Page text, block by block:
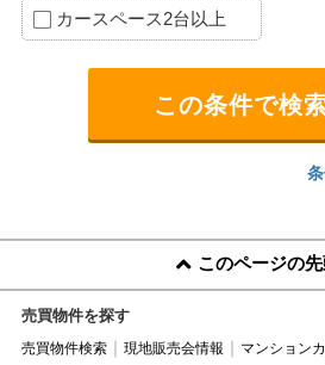
カースペース2台以上
このページの
売買物件を探す
売買物件検索 現地販売会情報 マンション